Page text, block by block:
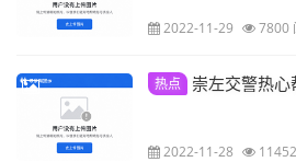
2022-11-29 7800
热点 崇左交警热
2022-11-28